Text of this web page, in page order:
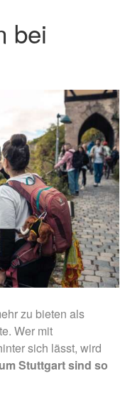
bei
zu bieten als
Wer mit
sich lässt, wird
Stuttgartsind so